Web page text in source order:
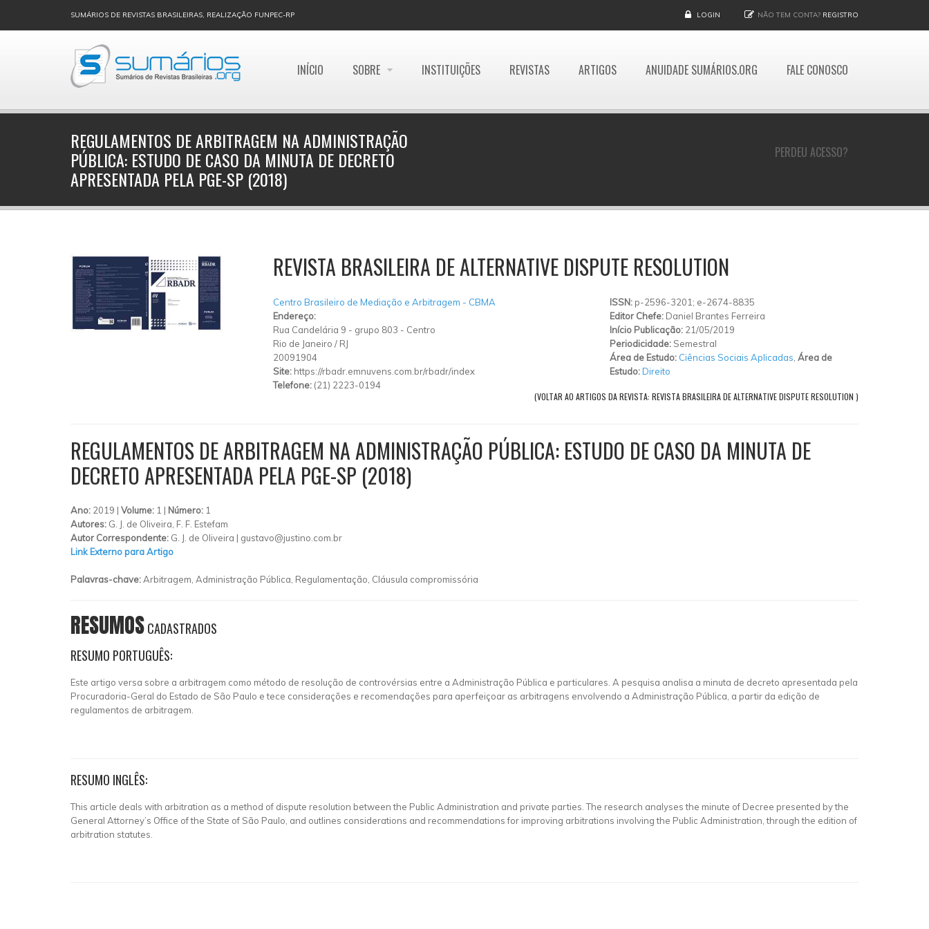
SUMÁRIOS DE REVISTAS BRASILEIRAS, REALIZAÇÃO FUNPEC-RP LOGIN NÃO TEM CONTA? REGISTRO
INÍCIO SOBRE INSTITUIÇÕES REVISTAS ARTIGOS ANUIDADE SUMÁRIOS.ORG FALE CONOSCO
PERDEU ACESSO?
REGULAMENTOS DE ARBITRAGEM NA ADMINISTRAÇÃO
PÚBLICA: ESTUDO DE CASO DA MINUTA DE DECRETO
APRESENTADA PELA PGE-SP (2018)
REVISTA BRASILEIRA DE ALTERNATIVE DISPUTE RESOLUTION
Centro Brasileiro de Mediação e Arbitragem - CBMA
Endereço:
Rua Candelária 9 - grupo 803 - Centro
Rio de Janeiro / RJ
20091904
Site: https://rbadr.emnuvens.com.br/rbadr/index
Telefone: (21) 2223-0194
ISSN:p-2596-3201; e-2674-8835
Editor Chefe: Daniel Brantes Ferreira
Início Publicação: 21/05/2019
Periodicidade: Semestral
Área de Estudo: Ciências Sociais Aplicadas Área de
Estudo:Direito
(VOLTAR AO ARTIGOS DA REVISTA: REVISTA BRASILEIRA DE ALTERNATIVE DISPUTE RESOLUTION )
REGULAMENTOS DE ARBITRAGEM NA ADMINISTRAÇÃO PÚBLICA: ESTUDO DE CASO DA MINUTA DE
DECRETO APRESENTADA PELA PGE-SP (2018)
Ano: 2019 | Volume: 1 | Número: 1
Autores: G. J. de Oliveira, F. F. Estefam
Autor Correspondente: G. J. de Oliveira | gustavo@justino.com.br
Link Externo para Artigo
Palavras-chave:Arbitragem, Administração Pública, Regulamentação, Cláusula compromissória
RESUMOSCADASTRADOS
RESUMO PORTUGUÊS:
Este artigo versa sobre a arbitragem como método de resolução de controvérsias entre a Administração Pública e particulares. A pesquisa analisa a minuta de decreto apresentada pela
Procuradoria-Geral do Estado de São Paulo e tece considerações e recomendações para aperfeiçoar as arbitragens envolvendo a Administração Pública, a partir da edição de
regulamentos de arbitragem.
RESUMO INGLÊS:
This article deals with arbitration as a method of dispute resolution between the Public Administration and private parties. The research analyses the minute of Decree presented by the
General Attorney’s Office of the State of São Paulo, and outlines considerations and recommendations for improving arbitrations involving the Public Administration, through the edition of
arbitration statutes.